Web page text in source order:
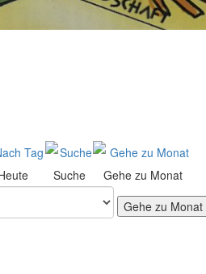
Suche
Gehe zu Monat
Gehe zu Monat